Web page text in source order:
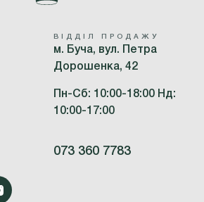
ВІДДІЛ ПРОДАЖУ
м. Буча, вул. Петра
Дорошенка, 42
Пн-Сб: 10:00-18:00 Нд:
10:00-17:00
073 360 7783